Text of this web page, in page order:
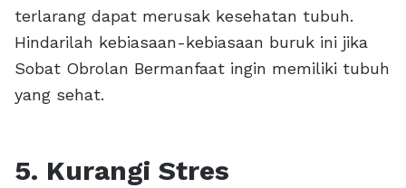
terlarang dapat merusak kesehatan tubuh.
Hindarilah kebiasaan-kebiasaan buruk ini jika
Sobat Obrolan Bermanfaat ingin memiliki tubuh
yang sehat.
5. Kurangi Stres